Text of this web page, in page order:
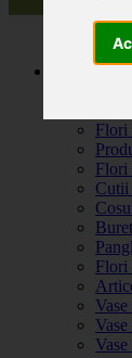
Produse
Flori
Flori
Cutii
Flori